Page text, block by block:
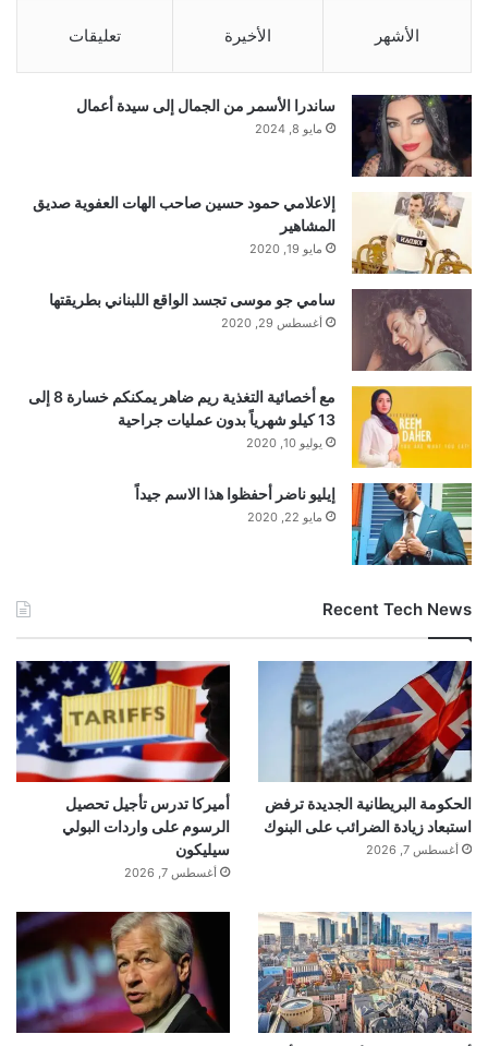
الأشهر الأخيرة تعليقات
ساندرا الأسمر من الجمال إلى سيدة أعمال
مايو 8, 2024
إلاعلامي حمود حسين صاحب الهات العفوية صديق
المشاهير
مايو 19, 2020
سامي جو موسى تجسد الواقع اللبناني بطريقتها
أغسطس 29, 2020
مع أخصائية التغذية ريم ضاهر يمكنكم خسارة 8 إلى
13 كيلو شهرياً بدون عمليات جراحية
يوليو 10, 2020
إيليو ناضر أحفظوا هذا الاسم جيداً
مايو 22, 2020
Recent Tech News
الحكومة البريطانية الجديدة ترفض
استبعاد زيادة الضرائب على البنوك
أغسطس 7, 2026
أميركا تدرس تأجيل تحصيل
الرسوم على واردات البولي
سيليكون
أغسطس 7, 2026